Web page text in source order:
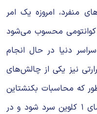
منفرد، امروزه یک امر
کوانتومی محسوب می‌شود
دنیا در حال انجام
نیز یکی از چالش‌های
که محاسبات بکنشتاین
نشان می‌دهد، دستگاه باید تا دمای ۱ کلوین سرد شود و در